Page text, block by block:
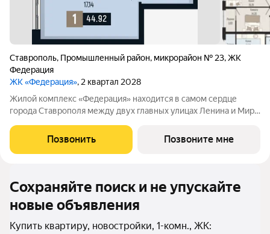
Ставрополь, Промышленный район, микрорайон № 23,ЖК
Федерация
ЖК «Федерация», 2 квартал 2028
Жилой комплекс «Федерация» находится в самом сердце
города Ставрополя между двух главных улицах Ленина и Мира,
Доваторцев. Зеленый двор способен придать новый уровень
качеству жизни, а его хозяину
Позвонить Позвоните мне
Сохраняйте поиск и не упускайте
новые объявления
Купить квартиру, новостройки, 1-комн., ЖК: